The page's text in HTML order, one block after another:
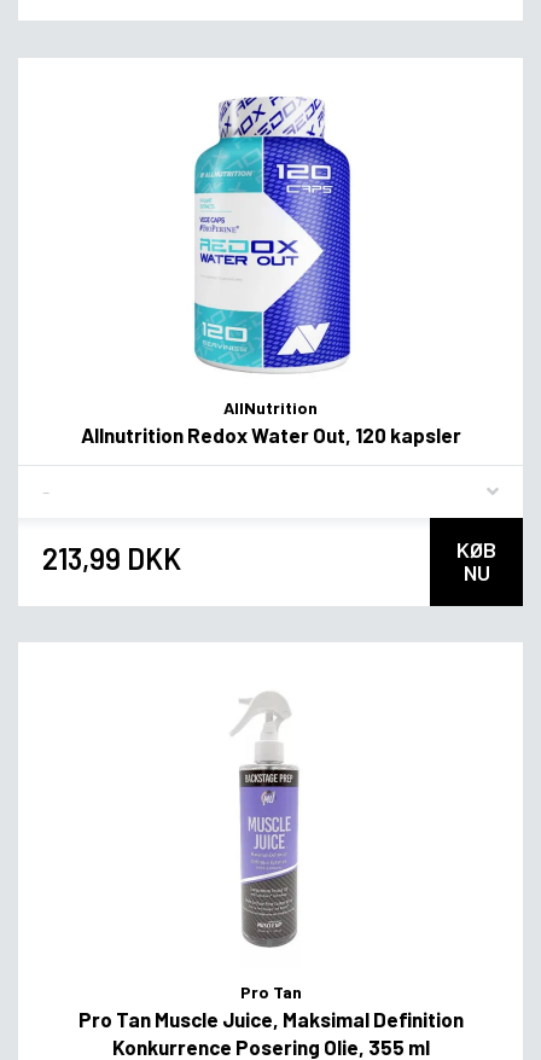
AllNutrition
Allnutrition Redox Water Out, 120 kapsler
213,99 DKK
KØB
NU
Pro Tan
Pro Tan Muscle Juice, Maksimal Definition
Konkurrence Posering Olie, 355 ml